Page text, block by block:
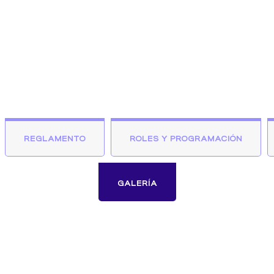
REGLAMENTO ROLES Y PROGRAMACIÓN
GALERÍA